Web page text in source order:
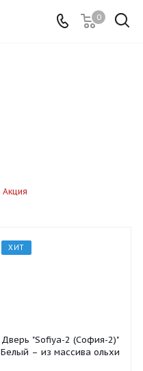
0
Акция
ХИТ
Дверь "Sofiya-2 (София-2)"
Белый – из массива ольхи